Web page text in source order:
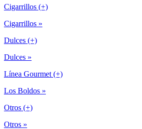
Cigarrillos (+)
Cigarrillos »
Dulces (+)
Dulces »
Línea Gourmet (+)
Los Boldos »
Otros (+)
Otros »